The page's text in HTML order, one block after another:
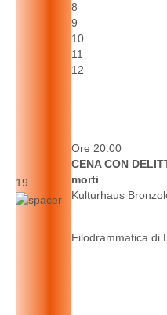
19
8
9
10
11
12
Ore 20:00
CENA CON
morti
Kulturhaus
Filodrammatica di